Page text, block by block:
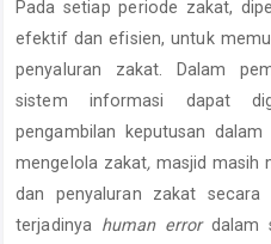
Content
Pada setiap periode zakat,
efektif dan efisien, untuk
penyaluran zakat. Dalam
sistem informasi dapat
pengambilan keputusan
mengelola zakat, masjid masih
dan penyaluran zakat secara
terjadinya human error dalam